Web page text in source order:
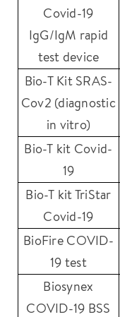
Covid-19
IgG/IgM rapid
test device
Bio-T Kit SRAS-
Cov2 (diagnostic
in vitro)
Bio-T kit Covid-
19
Bio-T kit TriStar
Covid-19
BioFire COVID-
19 test
Biosynex
COVID-19 BSS